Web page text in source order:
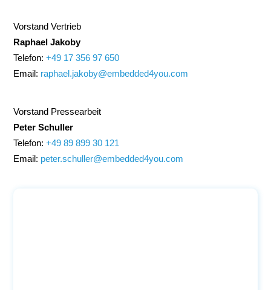
Vorstand Vertrieb
Raphael Jakoby
Telefon:+49 17 356 97 650
Email: raphael.jakoby@embedded4you.com
Vorstand Pressearbeit
Peter Schuller
Telefon:+49 89 899 30 121
Email: peter.schuller@embedded4you.com